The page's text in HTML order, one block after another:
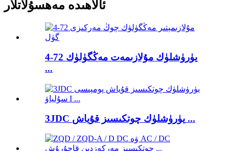
ئالاھىدە مەھسۇلاتلار
4-72 يۈرۈشلۈك مۇلازىمەت مەڭگۈلۈك
...
3JDC يۈرۈشلۈك چوتكىسىز قۇياش ...